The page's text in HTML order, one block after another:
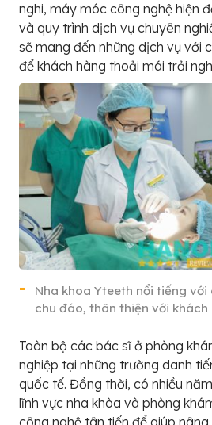
nghi, máy móc công nghệ hiện
và quy trình dịch vụ chuyên
sẽ mang đến những dịch vụ với
để khách hàng thoải mái trải
Nha khoa Yteeth nổi tiếng
chu đáo, thân thiện với khách
Toàn bộ các bác sĩ ở phòng
nghiệp tại những trường danh
quốc tế. Đồng thời, có nhiều
lĩnh vực nha khòa và phòng
công nghệ tân tiến để giúp